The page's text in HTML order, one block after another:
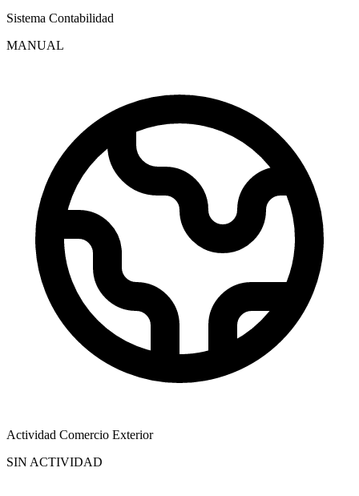
Sistema Contabilidad
MANUAL
Actividad Comercio Exterior
SIN ACTIVIDAD